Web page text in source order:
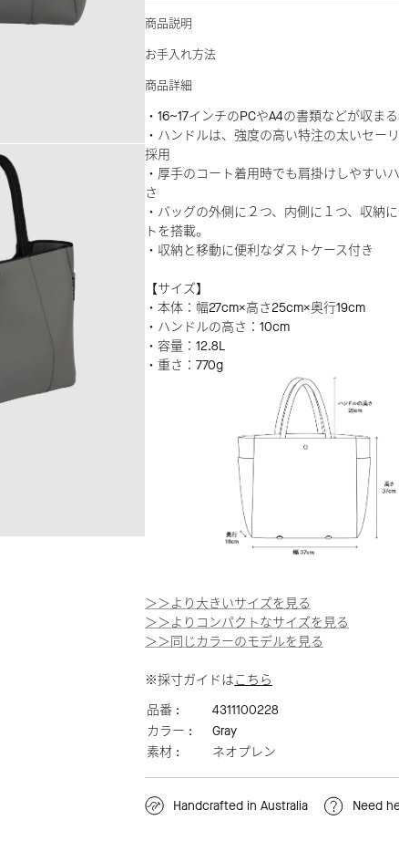
商品説明
お手入れ方法
商品詳細
・16~17インチのPCやA4の書類などが収ま
・ハンドルは、強度の高い特注の太いセー
採用
・厚手のコート着用時でも肩掛けしやすい
さ
・バッグの外側に２つ、内側に１つ、収納
トを搭載。
・収納と移動に便利なダストケース付き
【サイズ】
・本体：幅27cm×高さ25cm×奥行19cm
・ハンドルの高さ：10cm
・容量：12.8L
・重さ：770g
＞＞より大きいサイズを見る
＞＞よりコンパクトなサイズを見る
＞＞同じカラーのモデルを見る
※採寸ガイドはこちら
品番 :
4311100228
カラー :
Gray
素材 :
ネオプレン
Handcrafted in Australia Need